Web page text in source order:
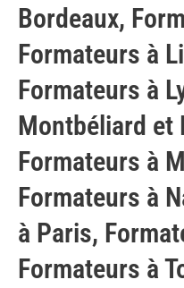
Bordeaux,
Formateurs à
Formateurs à
Montbéliard et
Formateurs à
Formateurs à
à Paris,
Formateurs à